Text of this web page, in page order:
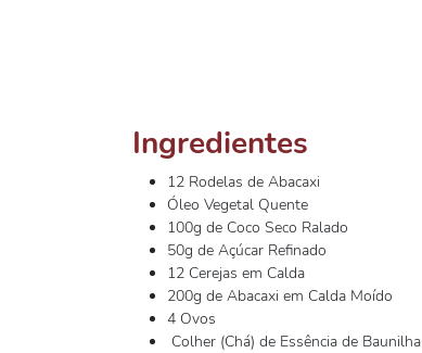
Ingredientes
12 Rodelas de Abacaxi
Óleo Vegetal Quente
100g de Coco Seco Ralado
50g de Açúcar Refinado
12 Cerejas em Calda
200g de Abacaxi em Calda Moído
4 Ovos
Colher (Chá) de Essência de Baunilha